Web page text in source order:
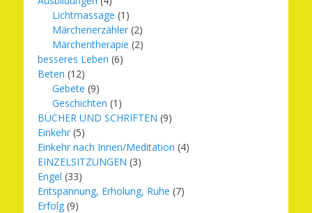
Lichtmassage (1)
Märchenerzähler (2)
Märchentherapie (2)
besseres Leben (6)
Beten (12)
Gebete (9)
Geschichten (1)
BÜCHER UND SCHRIFTEN (9)
Einkehr (5)
Einkehr nach Innen/Meditation (4)
EINZELSITZUNGEN (3)
Engel (33)
Entspannung, Erholung, Ruhe (7)
Erfolg (9)